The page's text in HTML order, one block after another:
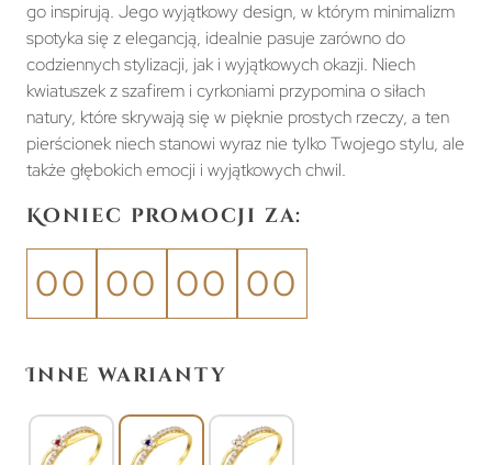
go inspirują. Jego wyjątkowy design, w którym minimalizm
spotyka się z elegancją, idealnie pasuje zarówno do
codziennych stylizacji, jak i wyjątkowych okazji. Niech
kwiatuszek z szafirem i cyrkoniami przypomina o siłach
natury, które skrywają się w pięknie prostych rzeczy, a ten
pierścionek niech stanowi wyraz nie tylko Twojego stylu, ale
także głębokich emocji i wyjątkowych chwil.
Koniec promocji za:
00 00 00 00
Inne warianty